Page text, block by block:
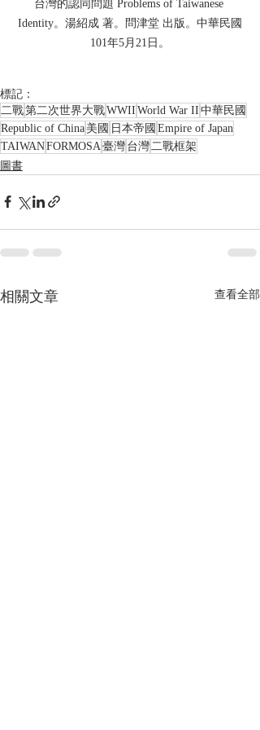
台灣的認同問題 Problems of Taiwanese
Identity。湯紹成 著。問津堂 出版。中華民國
101年5月21日。
標記：
二戰第二次世界大戰WWII World War II 中華民國
Republic of China 美國 日本帝國 Empire of Japan
TAIWANFORMOSA 臺灣 台灣 二戰框架
圖書
相關文章 查看全部